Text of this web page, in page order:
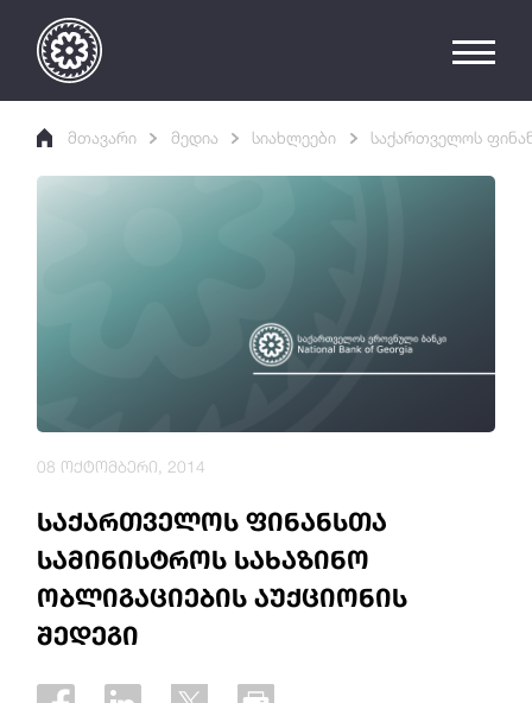
მთავარი მედია სიახლეები საქართველოს
საქართველოს ფინანსთა
სამინისტროს სახაზინო
ობლიგაციების აუქციონის
შედეგი
08 ოქტომბერი, 2014